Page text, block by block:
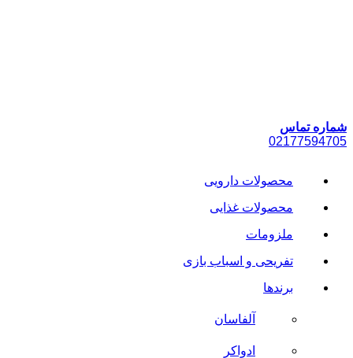
شماره تماس
02177594705
محصولات دارویی
محصولات غذایی
ملزومات
تفریحی و اسباب بازی
برندها
آلفاسان
ادواکر